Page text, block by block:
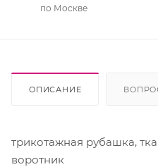
по Москве
ОПИСАНИЕ
трикотажная рубашка,
воротник